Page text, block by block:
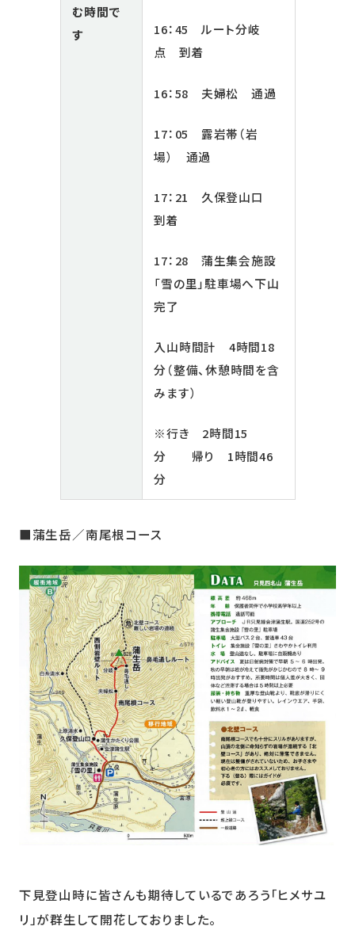
む時間で
す
16：45 ルート分岐
点 到着
16：58 夫婦松 通過
17：05 露岩帯（岩
場） 通過
17：21 久保登山口
到着
17：28 蒲生集会施設
「雪の里」駐車場へ下山
完了
入山時間計 4時間18
分（整備、休憩時間を含
みます）
※行き 2時間15
分 帰り 1時間46
分
■蒲生岳／南尾根コース
下見登山時に皆さんも期待しているであろう「ヒメサユ
リ」が群生して開花しておりました。